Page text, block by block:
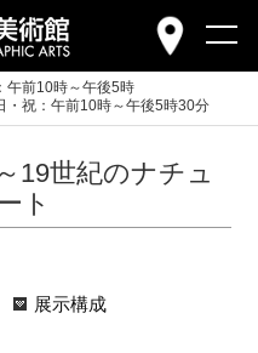
午前10時～午後5時
・祝：午前10時～午後5時30分
19世紀のナチュ
ト
展示構成